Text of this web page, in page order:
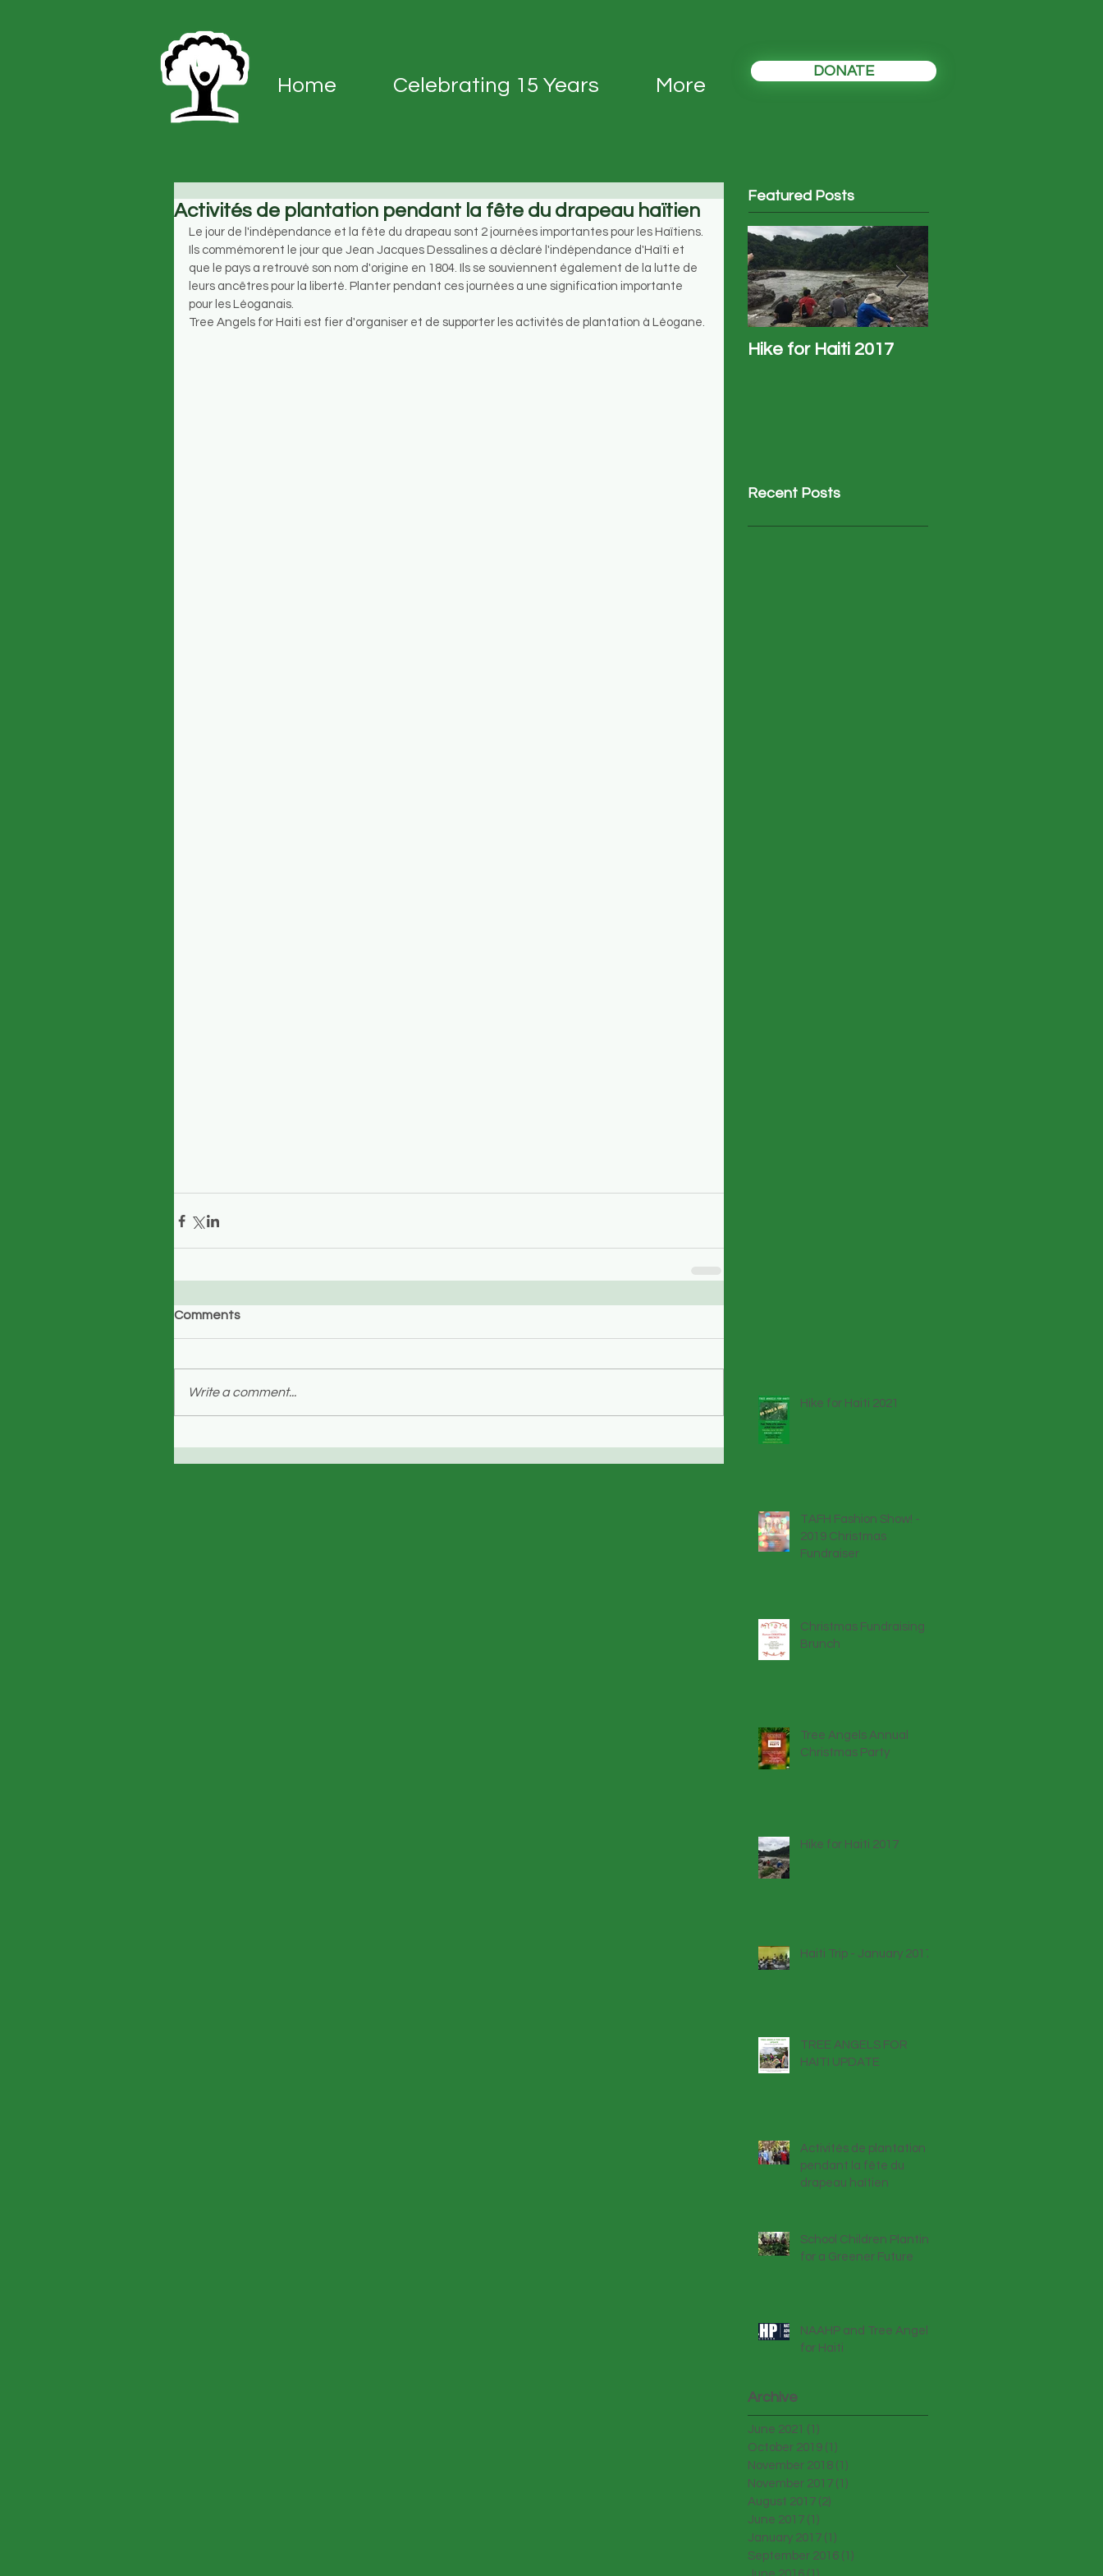
Home Celebrating 15 Years More
DONATE
Activités de plantation pendant la fête du drapeau haïtien
Le jour de l'indépendance et la fête du drapeau sont 2 journées importantes pour les Haïtiens.
Ils commémorent le jour que Jean Jacques Dessalines a déclaré l'indépendance d'Haïti et
que le pays a retrouvé son nom d'origine en 1804. Ils se souviennent également de la lutte de
leurs ancêtres pour la liberté. Planter pendant ces journées a une signification importante
pour les Léoganais.
Tree Angels for Haiti est fier d'organiser et de supporter les activités de plantation à Léogane.
Comments
Write a comment...
Featured Posts
Hike for Haiti 2017
Recent Posts
Hike for Haiti 2021
TAFH Fashion Show! -
2019 Christmas
Fundraiser
Christmas Fundraising
Brunch
Tree Angels Annual
Christmas Party
Hike for Haiti 2017
Haiti Trip - January 2017
TREE ANGELS FOR
HAITI UPDATE
Activités de plantation
pendant la fête du
drapeau haïtien
School Children Planting
for a Greener Future
NAAHP and Tree Angels
for Haiti
Archive
June 2021 (1)
October 2019 (1)
November 2018 (1)
November 2017 (1)
August 2017 (2)
June 2017 (1)
January 2017 (1)
September 2016 (1)